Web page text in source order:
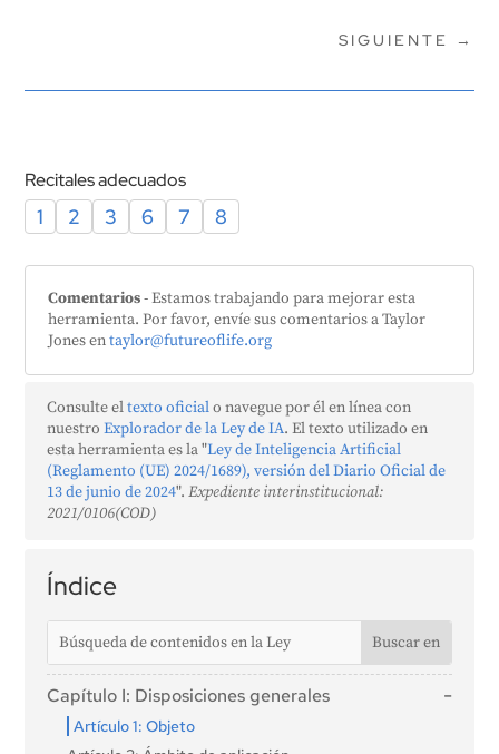
Índice
Capítulo I: Disposiciones generales
Artículo 1: Objeto
SIGUIENTE →
Recitales adecuados
1 2 3 6 7 8
Comentarios- Estamos trabajando para mejorar esta
herramienta. Por favor, envíe sus comentarios a Taylor
Jones entaylor@futureoflife.org
Consulte eltexto oficialo navegue por él en línea con
nuestroExplorador de la Ley de IA. El texto utilizado en
esta herramienta es la "Ley de Inteligencia Artificial
(Reglamento (UE) 2024/1689), versión del Diario Oficial de
13 de junio de 2024".Expediente interinstitucional:
2021/0106(COD)